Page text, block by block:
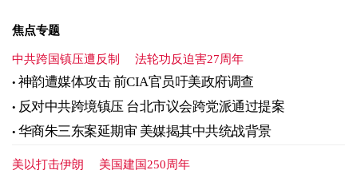
焦点专题
中共跨国镇压遭反制 法轮功反迫害27周年
神韵遭媒体攻击 前CIA官员吁美政府调查
反对中共跨境镇压 台北市议会跨党派通过提案
华商朱三东案延期审 美媒揭其中共统战背景
美以打击伊朗 美国建国250周年